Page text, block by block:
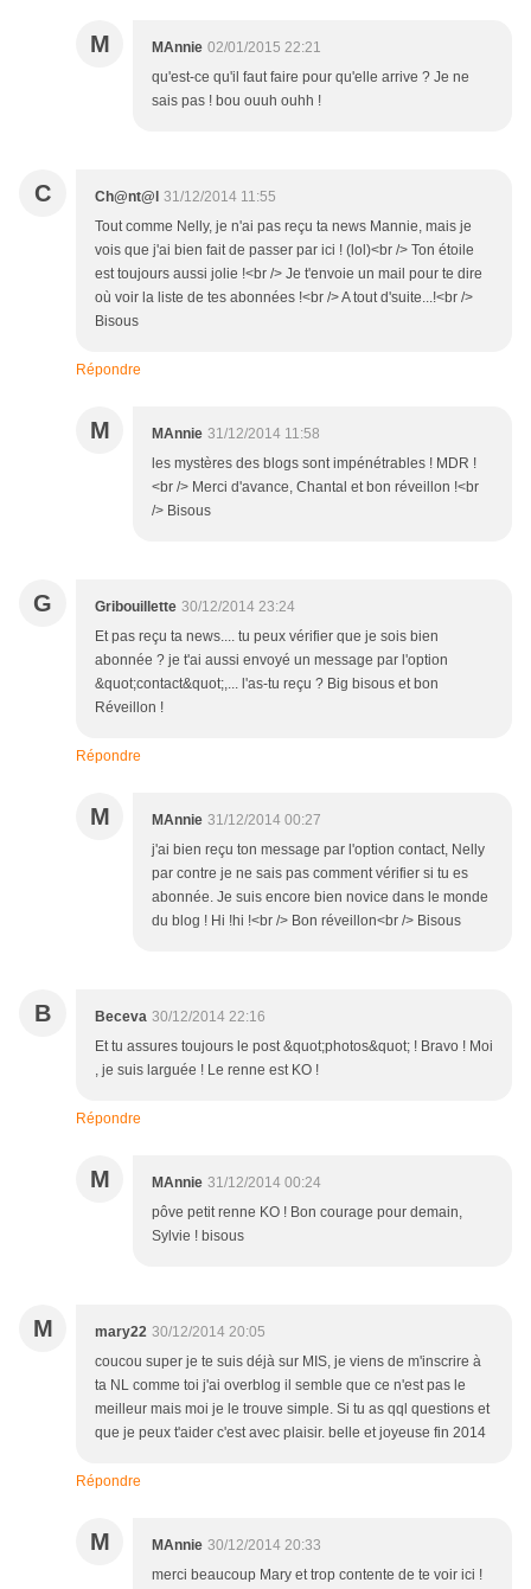
M MAnnie 02/01/2015 22:21
qu'est-ce qu'il faut faire pour qu'elle arrive ? Je ne
sais pas ! bou ouuh ouhh !
C Ch@nt@l 31/12/2014 11:55
Tout comme Nelly, je n'ai pas reçu ta news Mannie, mais je
vois que j'ai bien fait de passer par ici ! (lol)<br /> Ton étoile
est toujours aussi jolie !<br /> Je t'envoie un mail pour te dire
où voir la liste de tes abonnées !<br /> A tout d'suite...!<br />
Bisous
Répondre
M MAnnie 31/12/2014 11:58
les mystères des blogs sont impénétrables ! MDR !
<br /> Merci d'avance, Chantal et bon réveillon !<br
/> Bisous
G Gribouillette 30/12/2014 23:24
Et pas reçu ta news.... tu peux vérifier que je sois bien
abonnée ? je t'ai aussi envoyé un message par l'option
&quot;contact&quot;,... l'as-tu reçu ? Big bisous et bon
Réveillon !
Répondre
M MAnnie 31/12/2014 00:27
j'ai bien reçu ton message par l'option contact, Nelly
par contre je ne sais pas comment vérifier si tu es
abonnée. Je suis encore bien novice dans le monde
du blog ! Hi !hi !<br /> Bon réveillon<br /> Bisous
B Beceva 30/12/2014 22:16
Et tu assures toujours le post &quot;photos&quot; ! Bravo ! Moi
, je suis larguée ! Le renne est KO !
Répondre
M MAnnie 31/12/2014 00:24
pôve petit renne KO ! Bon courage pour demain,
Sylvie ! bisous
M mary22 30/12/2014 20:05
coucou super je te suis déjà sur MIS, je viens de m'inscrire à
ta NL comme toi j'ai overblog il semble que ce n'est pas le
meilleur mais moi je le trouve simple. Si tu as qql questions et
que je peux t'aider c'est avec plaisir. belle et joyeuse fin 2014
Répondre
M MAnnie 30/12/2014 20:33
merci beaucoup Mary et trop contente de te voir ici !